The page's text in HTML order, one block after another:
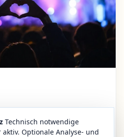
Technisch notwendige
Optionale Analyse- und
2026: Zweite Ausgabe im